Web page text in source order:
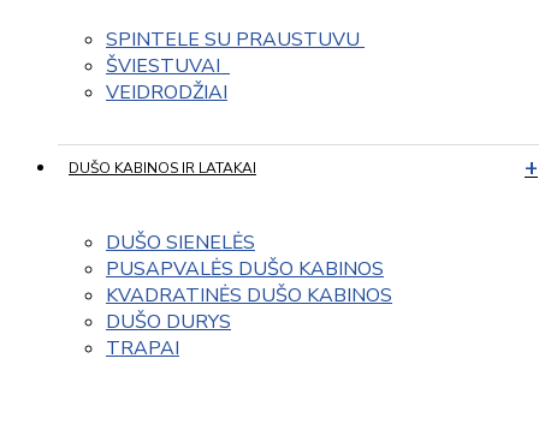
SPINTELE SU PRAUSTUVU
ŠVIESTUVAI
VEIDRODŽIAI
DUŠO KABINOS IR LATAKAI
DUŠO SIENELĖS
PUSAPVALĖS DUŠO KABINOS
KVADRATINĖS DUŠO KABINOS
DUŠO DURYS
TRAPAI